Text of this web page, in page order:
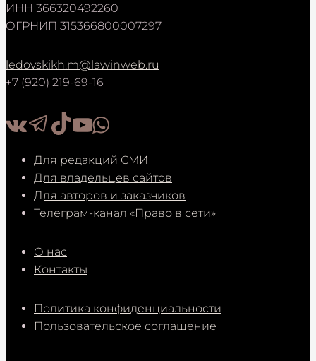
ИНН 366320492260
ОГРНИП 315366800007297
ledovskikh.m@lawinweb.ru
+7 (920) 219-69-16
Для редакций СМИ
Для владельцев сайтов
Для авторов и заказчиков
Телеграм-канал «Право в сети»
О нас
Контакты
Политика конфиденциальности
Пользовательское соглашение